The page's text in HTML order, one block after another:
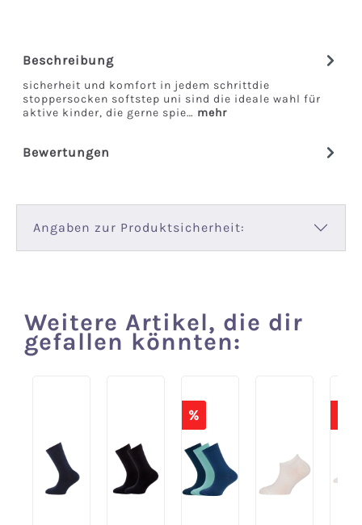
Beschreibung
sicherheit und komfort in jedem schrittdie
stoppersocken softstep uni sind die ideale wahl für
aktive kinder, die gerne spie… mehr
Bewertungen
Angaben zur Produktsicherheit:
Produktgalerie überspringen
Weitere Artikel, die dir
gefallen könnten:
%